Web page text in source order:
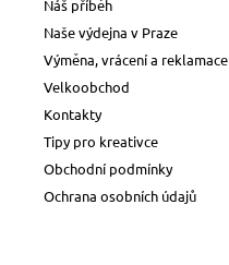
Náš příběh
Naše výdejna v Praze
Výměna, vrácení a reklamace
Velkoobchod
Kontakty
Tipy pro kreativce
Obchodní podmínky
Ochrana osobních údajů